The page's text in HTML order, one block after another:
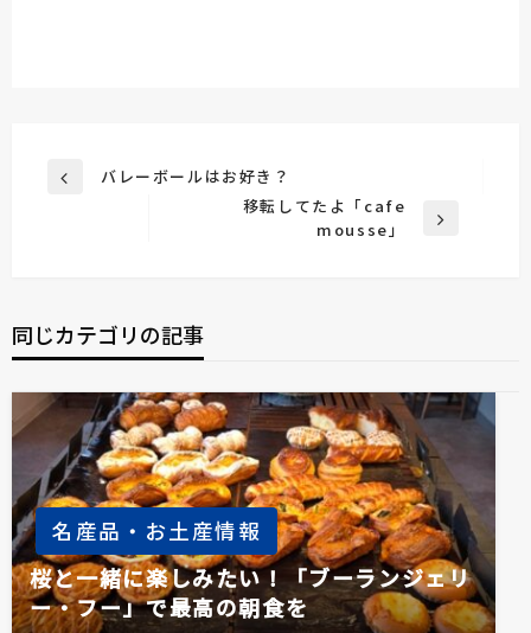
投
ー
ョ
ン
前
バレーボールはお好き？
移転してたよ「cafe
mousse」
同じカテゴリの記事
名産品・お土産情報
桜と一緒に楽しみたい！「ブーランジェリ
ー・フー」で最高の朝食を